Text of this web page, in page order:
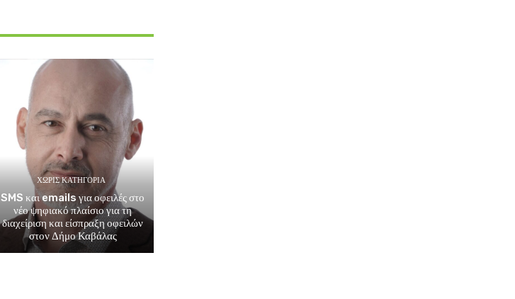
ΧΩΡΊΣ ΚΑΤΗΓΟΡΊΑ
SMS και emails για οφειλές στο
νέο ψηφιακό πλαίσιο για τη
διαχείριση και είσπραξη οφειλών
στον Δήμο Καβάλας